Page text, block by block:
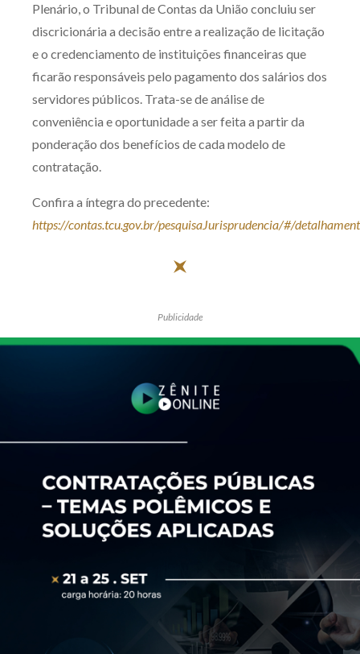
Receba por RSS
Av. Sete de Setembro, 4698
Batel Curitiba/PR CEP80240-000
Telefone (41) 2109-8666
Plenário, o Tribunal de Contas da União concluiu ser
discricionária a decisão entre a realização de licitação
e o credenciamento de instituições financeiras que
ficarão responsáveis pelo pagamento dos salários dos
servidores públicos. Trata-se de análise de
conveniência e oportunidade a ser feita a partir da
ponderação dos benefícios de cada modelo de
contratação.
Confira a íntegra do precedente:
https://contas.tcu.gov.br/pesquisaJurisprudencia/#/
Publicidade